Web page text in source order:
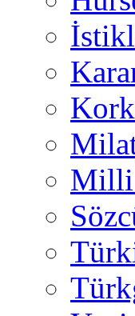
Milli